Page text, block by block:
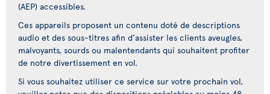
(AEP) accessibles.
Ces appareils proposent un contenu doté de descriptions
audio et des sous-titres afin d’assister les clients aveugles,
malvoyants, sourds ou malentendants qui souhaitent profiter
de notre divertissement en vol.
Si vous souhaitez utiliser ce service sur votre prochain vol,